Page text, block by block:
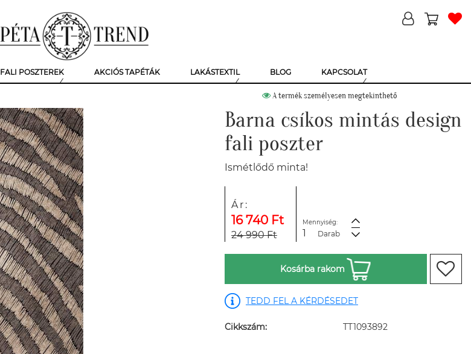
FALI POSZTEREK AKCIÓS TAPÉTÁK LAKÁSTEXTIL BLOG KAPCSOLAT
A termék személyesen megtekinthető
Barna csíkos mintás design
fali poszter
Ismétlődő minta!
Ár:
16 740 Ft
24 990 Ft
Mennyiség:
Darab
Kosárba rakom
TEDD FEL A KÉRDÉSEDET
Cikkszám: TT1093892